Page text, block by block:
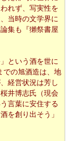
れず、写実性を
当時の文学界に
集も『獺祭書屋
という酒を世に
での旭酒造は、地
経営状況は芳し
井博志氏（現会
言葉に安住する
を創り出そう」